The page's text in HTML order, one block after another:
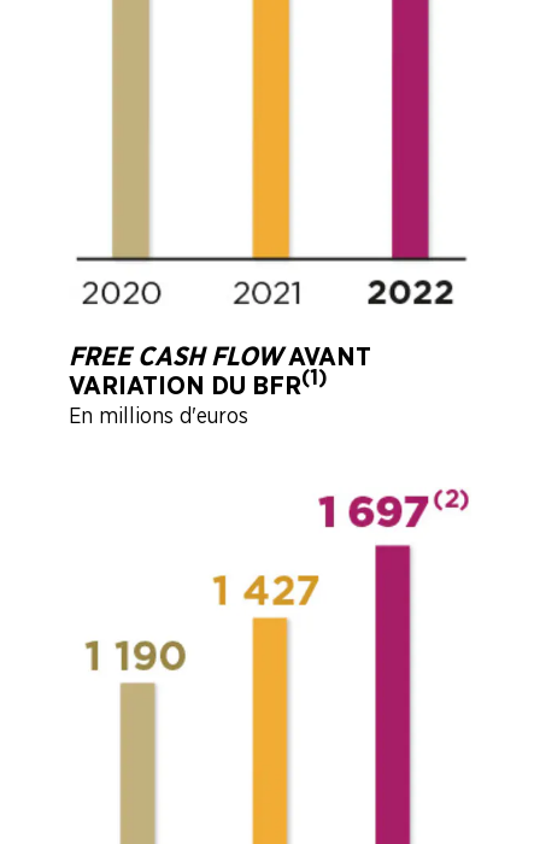
FREE CASH FLOWAVANT
VARIATION DU BFR(1)
En millions d'euros